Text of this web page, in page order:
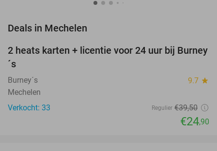
Deals in Mechelen
37%
2 heats karten + licentie voor 24 uur bij Burney
´s
Burney´s 9.7 star
Mechelen
Verkocht: 33
Regulier €39,50
€24,90